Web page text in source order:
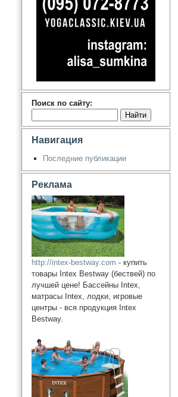
Поиск по сайту:
Навигация
Последние публикации
Реклама
http://intex-bestway.com - купить
товары Intex Bestway (бествей) по
лучшей цене! Бассейны Intex,
матрасы Intex, лодки, игровые
центры - вся продукция Intex
Bestway.